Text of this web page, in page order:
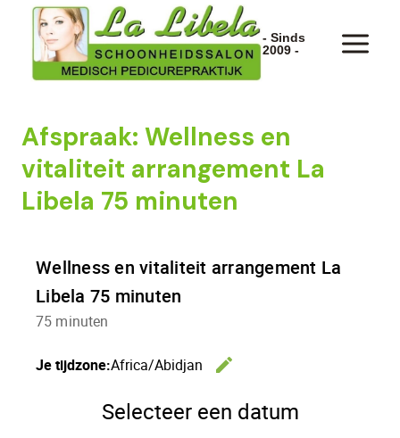
Doorgaan
inhoud
- Sinds
2009 -
Afspraak: Wellness en
vitaliteit arrangement La
Libela 75 minuten